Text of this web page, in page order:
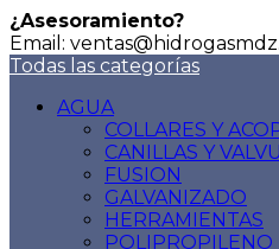
¿Asesoramiento?
Email:
Todas las categorías
AGUA
COLLARES Y
CANILLAS Y
FUSION
GALVANIZADO
HERRAMIENTAS
POLIPROPILENO